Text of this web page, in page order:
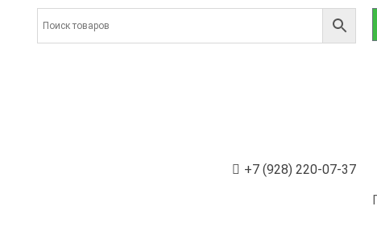
+7 (928) 220-07-37